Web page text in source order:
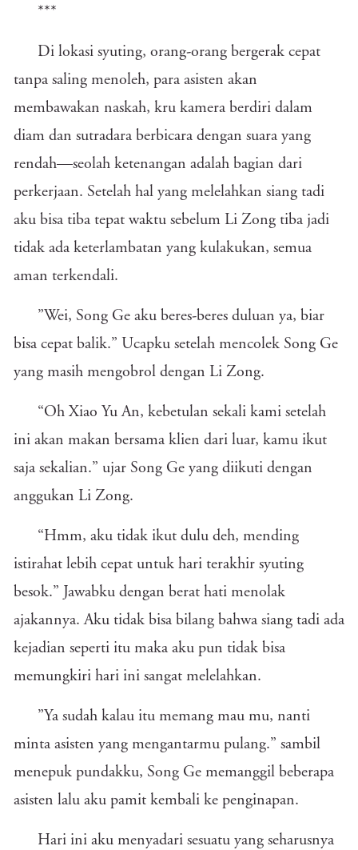
***
Di lokasi syuting, orang-orang bergerak cepat
tanpa saling menoleh, para asisten akan
membawakan naskah, kru kamera berdiri dalam
diam dan sutradara berbicara dengan suara yang
rendah—seolah ketenangan adalah bagian dari
perkerjaan. Setelah hal yang melelahkan siang tadi
aku bisa tiba tepat waktu sebelum Li Zong tiba jadi
tidak ada keterlambatan yang kulakukan, semua
aman terkendali.
”Wei, Song Ge aku beres-beres duluan ya, biar
bisa cepat balik.” Ucapku setelah mencolek Song Ge
yang masih mengobrol dengan Li Zong.
“Oh Xiao Yu An, kebetulan sekali kami setelah
ini akan makan bersama klien dari luar, kamu ikut
saja sekalian.” ujar Song Ge yang diikuti dengan
anggukan Li Zong.
“Hmm, aku tidak ikut dulu deh, mending
istirahat lebih cepat untuk hari terakhir syuting
besok.” Jawabku dengan berat hati menolak
ajakannya. Aku tidak bisa bilang bahwa siang tadi ada
kejadian seperti itu maka aku pun tidak bisa
memungkiri hari ini sangat melelahkan.
”Ya sudah kalau itu memang mau mu, nanti
minta asisten yang mengantarmu pulang.” sambil
menepuk pundakku, Song Ge memanggil beberapa
asisten lalu aku pamit kembali ke penginapan.
Hari ini aku menyadari sesuatu yang seharusnya